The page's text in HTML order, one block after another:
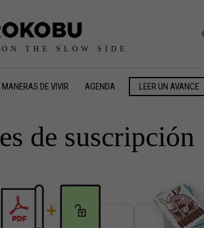
THE SLOW SIDE
MANERAS DE VIVIR AGENDA LEER UN AVANCE
de suscripción